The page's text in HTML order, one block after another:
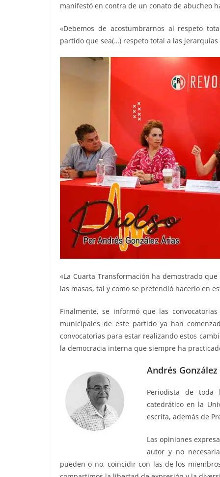
manifestó en contra de un conato de abucheo
«Debemos de acostumbrarnos al respeto
partido que sea(…) respeto total a las
«La Cuarta Transformación ha demostrado
las masas, tal y como se pretendió hacerlo en
Finalmente, se informó que las
municipales de este partido ya han
convocatorias para estar realizando estos
la democracia interna que siempre ha
Andrés
Periodista de toda
catedrático en la
escrita, además de
Las opiniones
autor y no
pueden o no, coincidir con las de los